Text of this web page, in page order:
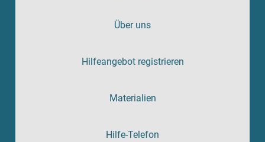
Über uns
Hilfeangebot registrieren
Materialien
Hilfe-Telefon